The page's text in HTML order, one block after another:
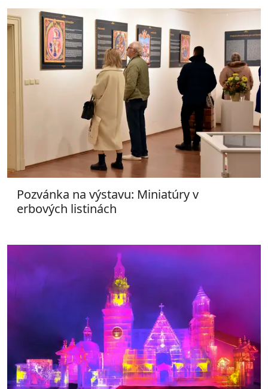
Pozvánka na výstavu: Miniatúry v
erbových listinách